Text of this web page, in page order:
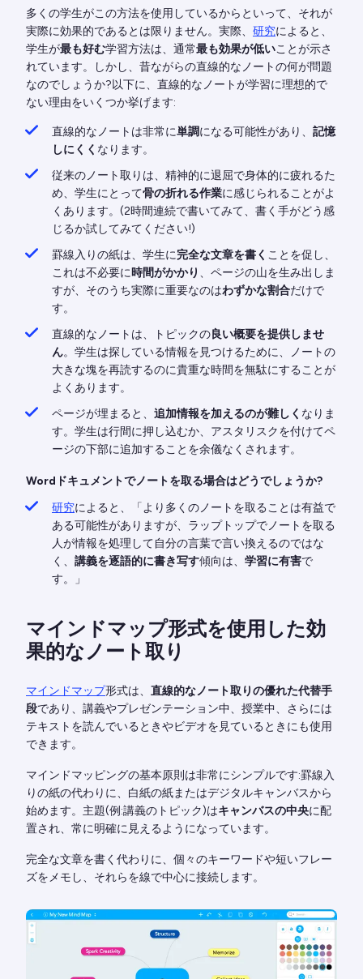
多くの学生がこの方法を使用しているからといって、それが
実際に効果的であるとは限りません。実際、 研究によると、
学生が最も好む学習方法は、通常最も効果が低いことが示さ
れています。しかし、昔ながらの直線的なノートの何が問題
なのでしょうか?以下に、直線的なノートが学習に理想的で
ない理由をいくつか挙げます:
直線的なノートは非常に単調になる可能性があり、 記憶
しにくく なります。
従来のノート取りは、精神的に退屈で身体的に疲れるた
め、学生にとって骨の折れる作業に感じられることがよ
くあります。(2時間連続で書いてみて、書く手がどう感
じるか試してみてください!)
罫線入りの紙は、学生に完全な文章を書く ことを促し、
これは不必要に時間がかかり 、ページの山を生み出しま
すが、そのうち実際に重要なのはわずかな割合だけで
す。
直線的なノートは、トピックの良い概要を提供しませ
ん。学生は探している情報を見つけるために、ノートの
大きな塊を再読するのに貴重な時間を無駄にすることが
よくあります。
ページが埋まると、 追加情報を加えるのが難しく なりま
す。学生は行間に押し込むか、アスタリスクを付けてペ
ージの下部に追加することを余儀なくされます。
Wordドキュメントでノートを取る場合はどうでしょうか?
研究によると、「より多くのノートを取ることは有益で
ある可能性がありますが、ラップトップでノートを取る
人が情報を処理して自分の言葉で言い換えるのではな
く、 講義を逐語的に書き写す傾向は、 学習に有害で
す。」
マインドマップ形式を使用した効
果的なノート取り
マインドマップ形式は、 直線的なノート取りの優れた代替手
段であり、講義やプレゼンテーション中、授業中、さらには
テキストを読んでいるときやビデオを見ているときにも使用
できます。
マインドマッピングの基本原則は非常にシンプルです:罫線入
りの紙の代わりに、白紙の紙またはデジタルキャンバスから
始めます。主題(例:講義のトピック)はキャンバスの中央に配
置され、常に明確に見えるようになっています。
完全な文章を書く代わりに、個々のキーワードや短いフレー
ズをメモし、それらを線で中心に接続します。